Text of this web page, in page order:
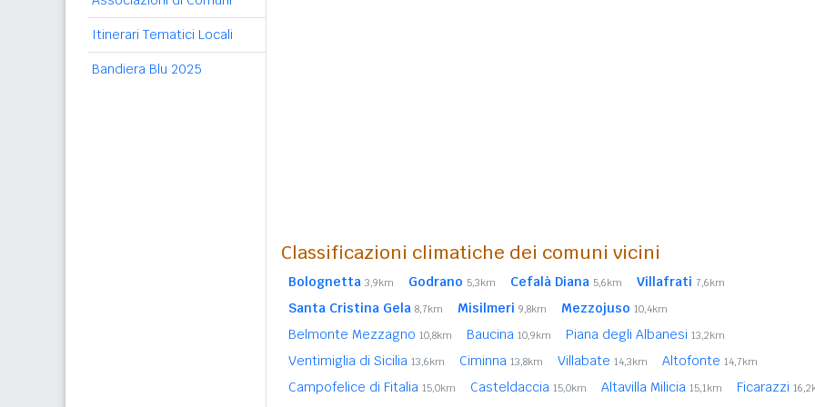
Itinerari Tematici Locali
Bandiera Blu 2025
Classificazioni climatiche dei comuni vicini
Bolognetta 3,9km Godrano 5,3km Cefalà Diana 5,6km Villafrati 7,6km
Santa Cristina Gela 8,7km Misilmeri 9,8km Mezzojuso 10,4km
Belmonte Mezzagno 10,8km Baucina 10,9km Piana degli Albanesi 13,2km
Ventimiglia di Sicilia 13,6km Ciminna 13,8km Villabate 14,3km Altofonte 14,7km
Campofelice di Fitalia 15,0km Casteldaccia 15,0km Altavilla Milicia 15,1km Ficarazzi